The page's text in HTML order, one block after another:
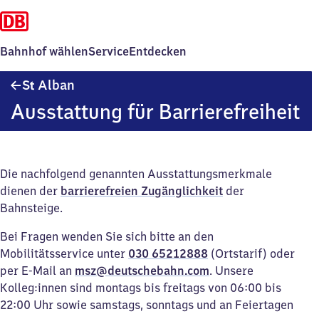
Bahnhof wählenServiceEntdecken
St Alban
Ausstattung für Barrierefreiheit
Die nachfolgend genannten Ausstattungsmerkmale
dienen der barrierefreien Zugänglichkeit der
Bahnsteige.
Bei Fragen wenden Sie sich bitte an den
Mobilitätsservice unter 030 65212888 (Ortstarif) oder
per E-Mail an msz@deutschebahn.com. Unsere
Kolleg:innen sind montags bis freitags von 06:00 bis
22:00 Uhr sowie samstags, sonntags und an Feiertagen